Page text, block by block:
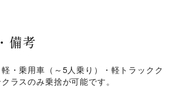
備考
・乗用車（～5人乗り）・軽トラックク
ラスのみ乗捨が可能です。